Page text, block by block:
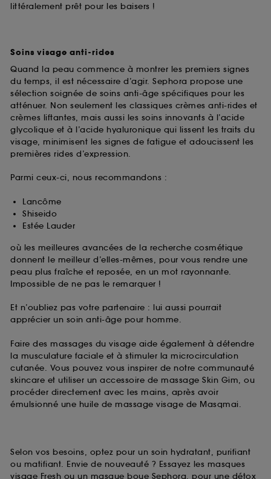
littéralement prêt pour les baisers !
Soins visage anti-rides
Quand la peau commence à montrer les premiers signes
du temps, il est nécessaire d’agir. Sephora propose une
sélection soignée de soins anti-âge spécifiques pour les
atténuer. Non seulement les classiques crèmes anti-rides et
crèmes liftantes, mais aussi les soins innovants à l’acide
glycolique et à l’acide hyaluronique qui lissent les traits du
visage, minimisent les signes de fatigue et adoucissent les
premières rides d’expression.
Parmi ceux-ci, nous recommandons :
Lancôme
Shiseido
Estée Lauder
où les meilleures avancées de la recherche cosmétique
donnent le meilleur d’elles-mêmes, pour vous rendre une
peau plus fraîche et reposée, en un mot rayonnante.
Impossible de ne pas le remarquer !
Et n’oubliez pas votre partenaire : lui aussi pourrait
apprécier un soin anti-âge pour homme.
Faire des massages du visage aide également à détendre
la musculature faciale et à stimuler la microcirculation
cutanée. Vous pouvez vous inspirer de notre communauté
skincare et utiliser un accessoire de massage Skin Gim, ou
procéder directement avec les mains, après avoir
émulsionné une huile de massage visage de Masqmai.
Selon vos besoins, optez pour un soin hydratant, purifiant
ou matifiant. Envie de nouveauté ? Essayez les masques
visage Fresh ou un masque boue Sephora, pour une détox